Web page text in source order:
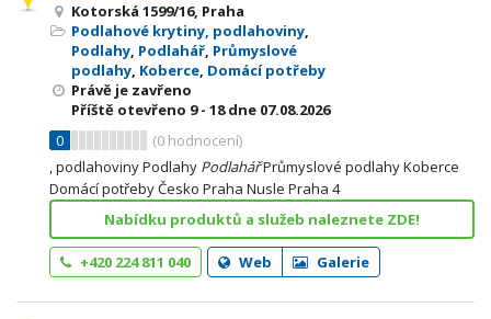
Kotorská 1599/16, Praha
Podlahové krytiny, podlahoviny,
Podlahy, Podlahář, Průmyslové
podlahy, Koberce, Domácí potřeby
Právě je zavřeno
Příště otevřeno 9 - 18dne 07.08.2026
0
(0 hodnocení)
, podlahoviny Podlahy PodlahářPrůmyslové podlahy Koberce
Domácí potřeby Česko Praha Nusle Praha 4
Nabídku produktů a služeb naleznete ZDE!
+420 224 811 040 Web Galerie